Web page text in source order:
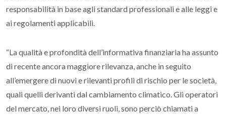
responsabilità in base aglistandardprofessionalie alle leggi e
ai regolamenti applicabili.
“La qualità e profondità dell’informativa finanziaria ha assunto
di recente ancora maggiore rilevanza, anche in seguito
all’emergere di nuovi e rilevanti profili di rischio per le società,
quali quelli derivanti dal cambiamento climatico. Gli operatori
del mercato, nei loro diversi ruoli, sono perciò chiamati a